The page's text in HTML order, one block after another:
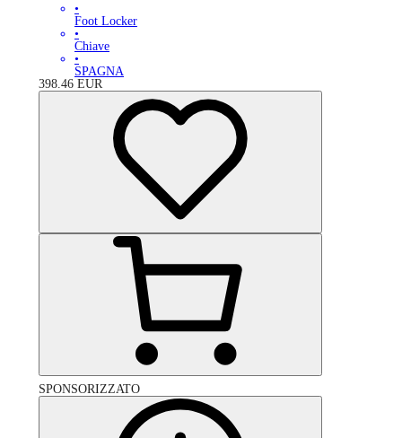
•
Foot Locker
•
Chiave
•
SPAGNA
398.46 EUR
SPONSORIZZATO